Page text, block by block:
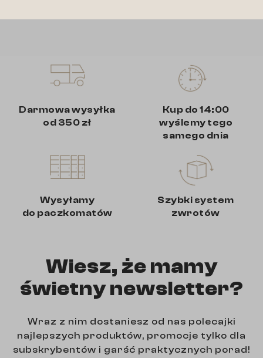
Darmowa wysyłka
od 350 zł
Kup do 14:00
wyślemy tego
samego dnia
Wysyłamy
do paczkomatów
Szybki system
zwrotów
Wiesz, że mamy
świetny newsletter?
Wraz z nim dostaniesz od nas polecajki
najlepszych produktów, promocje tylko dla
subskrybentów i garść praktycznych porad!